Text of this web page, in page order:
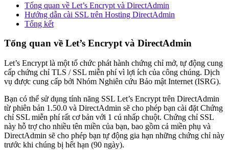
Tổng quan về Let’s Encrypt và DirectAdmin
Hướng dẫn cài SSL trên Hosting DirectAdmin
Tổng kết
Tổng quan về Let’s Encrypt và DirectAdmin
Let’s Encrypt là một tổ chức phát hành chứng chỉ mở, tự động cung
cấp chứng chỉ TLS / SSL miễn phí vì lợi ích của công chúng. Dịch
vụ được cung cấp bởi Nhóm Nghiên cứu Bảo mật Internet (ISRG).
Bạn có thể sử dụng tính năng SSL Let’s Encrypt trên DirectAdmin
từ phiên bản 1.50.0 và DirectAdmin sẽ cho phép bạn cài đặt Chứng
chỉ SSL miễn phí rất cơ bản với 1 cú nhấp chuột. Chứng chỉ SSL
này hỗ trợ cho nhiều tên miền của bạn, bao gồm cả miền phụ và
DirectAdmin sẽ cho phép bạn tự động gia hạn những chứng chỉ này
trước khi chúng bị hết hạn (90 ngày).